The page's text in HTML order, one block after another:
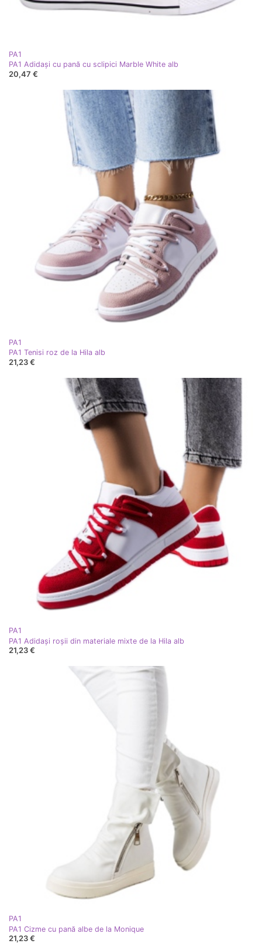
PA1
PA1 Adidași cu pană cu sclipici Marble White alb
20,47 €
PA1
PA1 Tenisi roz de la Hila alb
21,23 €
PA1
PA1 Adidași roșii din materiale mixte de la Hila alb
21,23 €
PA1
PA1 Cizme cu pană albe de la Monique
21,23 €